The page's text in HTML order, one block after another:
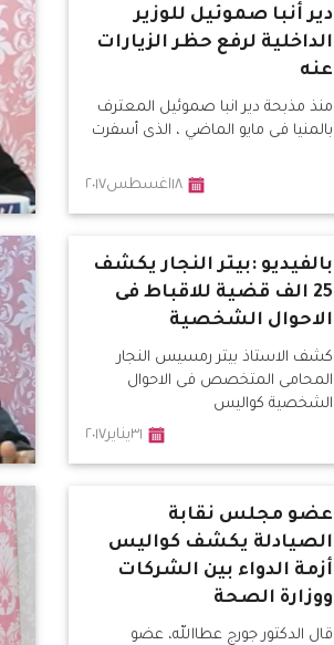
دير أنبا صموئيل للوزير
الداخلية لرفع حظر الزيارات
عنه
منذ مذبحة دير انبا صموئيل المعترف
بالمنيا فى مايو الماضي ، الذى أسفرت
١٨اغسطس٢٠١٧
بالفيديو :بيتر النجار يكشف
25 الف قضية للاقباط فى
الاحوال الشخصية
كشف الاستاذ بيتر رمسيس النجار
المحامى المتخصص فى الاحوال
الشخصية كواليس
٣١يناير٢٠١٧
عضو مجلس نقابة
الصيادلة يكشف كواليس
أزمة الدواء بين الشركات
ووزارة الصحة
قال الدكتور جورج عطاالله، عضو